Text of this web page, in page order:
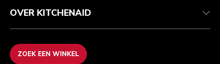
OVER KITCHENAID
ZOEK EEN WINKEL